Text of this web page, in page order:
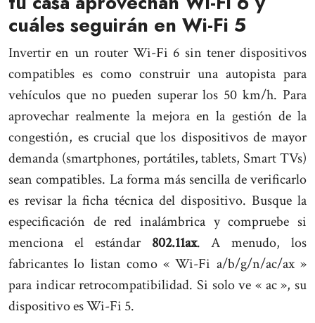
cuáles seguirán en Wi-Fi 5
Invertir en un router Wi-Fi 6 sin tener dispositivos
compatibles es como construir una autopista para
vehículos que no pueden superar los 50 km/h. Para
aprovechar realmente la mejora en la gestión de la
congestión, es crucial que los dispositivos de mayor
demanda (smartphones, portátiles, tablets, Smart TVs)
sean compatibles. La forma más sencilla de verificarlo
es revisar la ficha técnica del dispositivo. Busque la
especificación de red inalámbrica y compruebe si
menciona el estándar 802.11ax. A menudo, los
fabricantes lo listan como « Wi-Fi a/b/g/n/ac/ax »
para indicar retrocompatibilidad. Si solo ve « ac », su
dispositivo es Wi-Fi 5.